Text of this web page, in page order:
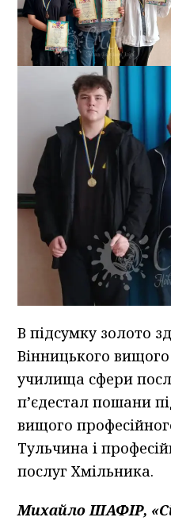
В підсумку золото
Вінницького
училища сфери
п’єдестал пошани
вищого
Тульчина і
послуг Хмільника.
Михайло ШАФІР,